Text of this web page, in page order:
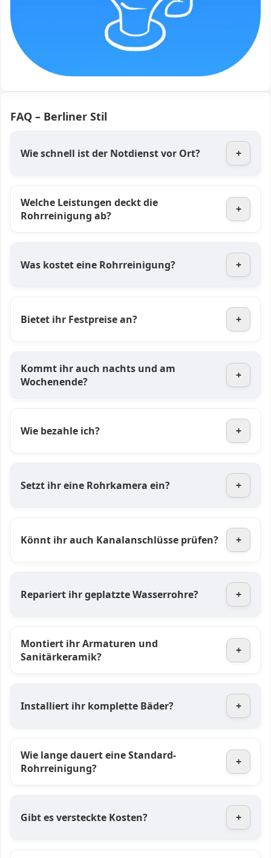
FAQ – Berliner Stil
Wie schnell ist der Notdienst vor Ort? +
Welche Leistungen deckt die
Rohrreinigung ab?
+
Was kostet eine Rohrreinigung? +
Bietet ihr Festpreise an? +
Kommt ihr auch nachts und am
Wochenende?
+
Wie bezahle ich? +
Setzt ihr eine Rohrkamera ein? +
Könnt ihr auch Kanalanschlüsse prüfen? +
Repariert ihr geplatzte Wasserrohre? +
Montiert ihr Armaturen und
Sanitärkeramik?
+
Installiert ihr komplette Bäder? +
Wie lange dauert eine Standard-
Rohrreinigung?
+
Gibt es versteckte Kosten? +